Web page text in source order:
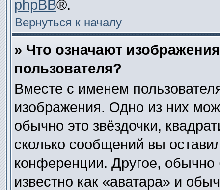
phpBB®.
Вернуться к началу
» Что означают
пользователя?
Вместе с именем
изображения. Одно из них
обычно это звёздочки,
сколько сообщений вы
конференции. Другое,
известно как «аватара» и